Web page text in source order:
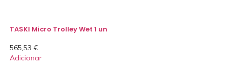
TASKI Micro Trolley Wet 1 un
565,53 €
Adicionar